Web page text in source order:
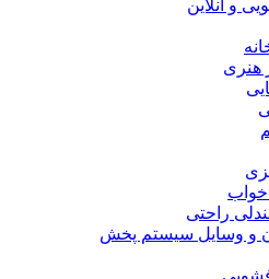
و آنلاین
هنری
راحتی
و وسایل سیستم پخش